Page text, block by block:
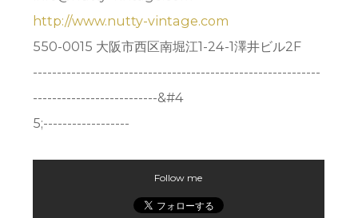
http://www.nutty-vintage.com
550-0015 大阪市西区南堀江1-24-1澤井ビル2F
------------------------------------------------------------
--------------------------&#4
5;------------------
Follow me